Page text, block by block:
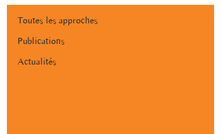
Toutes les approches
Publications
Actualités